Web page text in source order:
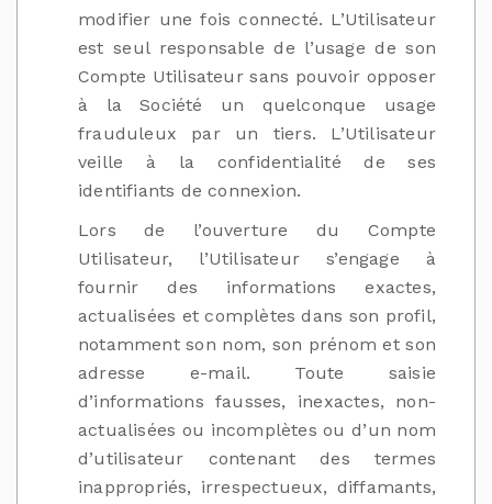
modifier une fois connecté. L’Utilisateur
est seul responsable de l’usage de son
Compte Utilisateur sans pouvoir opposer
à la Société un quelconque usage
frauduleux par un tiers. L’Utilisateur
veille à la confidentialité de ses
identifiants de connexion.
Lors de l’ouverture du Compte
Utilisateur, l’Utilisateur s’engage à
fournir des informations exactes,
actualisées et complètes dans son profil,
notamment son nom, son prénom et son
adresse e-mail. Toute saisie
d’informations fausses, inexactes, non-
actualisées ou incomplètes ou d’un nom
d’utilisateur contenant des termes
inappropriés, irrespectueux, diffamants,